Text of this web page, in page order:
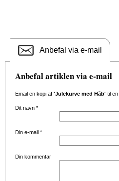
Anbefal via e-mail
Anbefal artiklen via e-mail
Email en kopi af 'Julekurve med Håb' til
Dit navn *
Din e-mail *
Din kommentar